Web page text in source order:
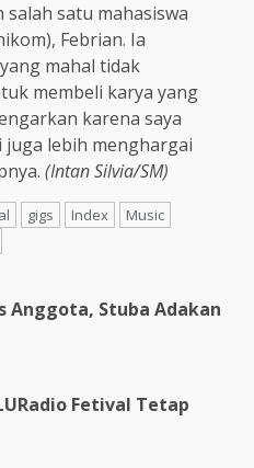
salah satu mahasiswa
Febrian. Ia
mahal tidak
membeli karya yang
karena saya
juga lebih menghargai
(Intan Silvia/SM)
gigs Index
Music
Stuba Adakan
Fetival Tetap